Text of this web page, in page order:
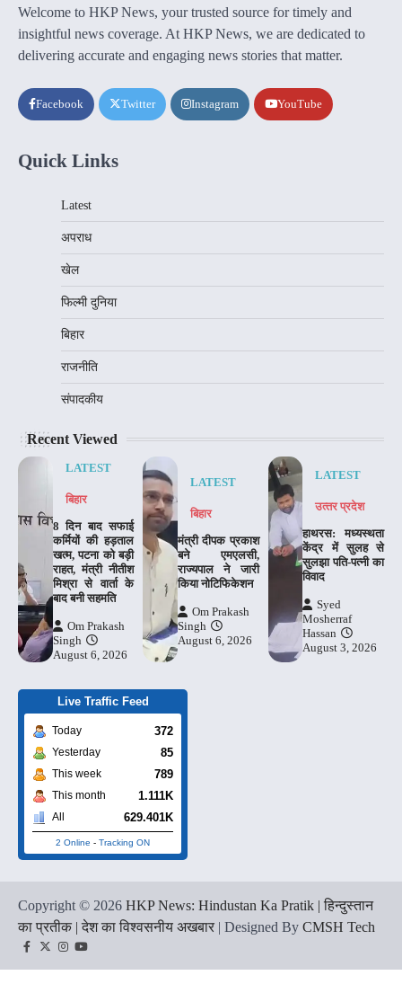
Welcome to HKP News, your trusted source for timely and
insightful news coverage. At HKP News, we are dedicated to
delivering accurate and engaging news stories that matter.
Facebook Twitter Instagram YouTube
Quick Links
Latest
अपराध
खेल
फिल्मी दुनिया
बिहार
राजनीति
संपादकीय
Recent Viewed
LATEST
बिहार
8 दिन बाद सफाई
कर्मियों की हड़ताल
खत्म, पटना को बड़ी
राहत, मंत्री नीतीश
मिश्रा से वार्ता के
बाद बनी सहमति
Om Prakash
Singh
August 6, 2026
LATEST
बिहार
मंत्री दीपक प्रकाश
बने एमएलसी,
राज्यपाल ने जारी
किया नोटिफिकेशन
Om Prakash
Singh
August 6, 2026
LATEST
उत्‍तर प्रदेश
हाथरस: मध्यस्थता
केंद्र में सुलह से
सुलझा पति-पत्नी का
विवाद
Syed
Mosherraf
Hassan
August 3, 2026
Live Traffic Feed
Today 372
Yesterday 85
This week 789
This month 1.111K
All 629.401K
2 Online - Tracking ON
Copyright © 2026 HKP News: Hindustan Ka Pratik | हिन्दुस्तान
का प्रतीक | देश का विश्वसनीय अखबार | Designed By CMSH Tech
Facebook
TwitterInstagram
YouTube